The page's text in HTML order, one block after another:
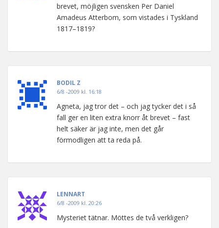
brevet, möjligen svensken Per Daniel
Amadeus Atterbom, som vistades i Tyskland
1817–1819?
BODIL Z
6/8 -2009 kl. 16:18
Agneta, jag tror det – och jag tycker det i så
fall ger en liten extra knorr åt brevet – fast
helt säker är jag inte, men det går
förmodligen att ta reda på.
LENNART
6/8 -2009 kl. 20:26
Mysteriet tätnar. Möttes de två verkligen?